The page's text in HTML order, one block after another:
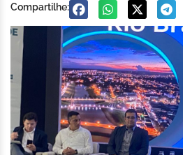
Compartilhe: